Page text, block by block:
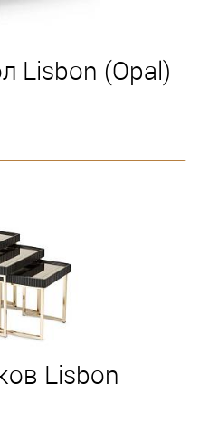
Lisbon (Opal)
Lisbon